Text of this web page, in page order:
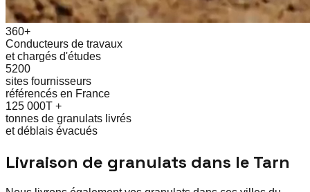
360+
Conducteurs de travaux
et chargés d'études
5200
sites fournisseurs
référencés en France
125 000T +
tonnes de granulats livrés
et déblais évacués
Livraison de granulats dans le Tarn